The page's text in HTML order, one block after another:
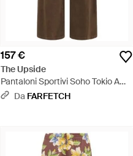
157 €
The Upside
Pantaloni Sportivi Soho Tokio A
Gamba Ampia - Marrone
Da FARFETCH